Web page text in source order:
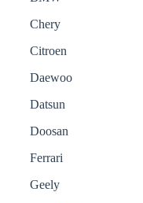
Chery
Citroen
Daewoo
Datsun
Doosan
Ferrari
Geely